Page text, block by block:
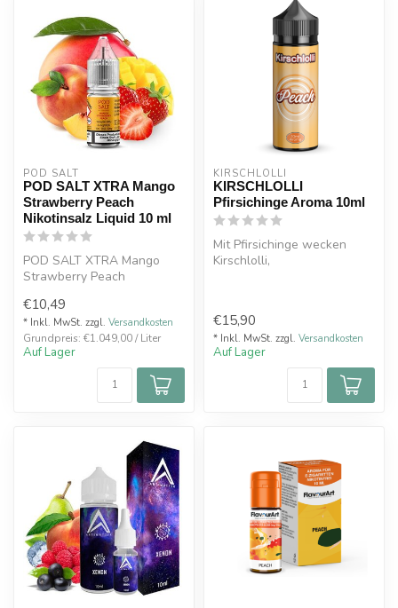
POD SALT
POD SALT XTRA Mango
Strawberry Peach
Nikotinsalz Liquid 10 ml
POD SALT XTRA Mango
Strawberry Peach
€10,49
* Inkl. MwSt. zzgl. Versandkosten
Grundpreis: €1.049,00 / Liter
Auf Lager
KIRSCHLOLLI
KIRSCHLOLLI
Pfirsichinge Aroma 10ml
Mit Pfirsichinge wecken
Kirschlolli,
€15,90
* Inkl. MwSt. zzgl. Versandkosten
Auf Lager